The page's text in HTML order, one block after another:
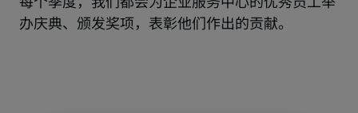
每个季度，我们都会为企业服务中心的优秀员工举
办庆典、颁发奖项，表彰他们作出的贡献。